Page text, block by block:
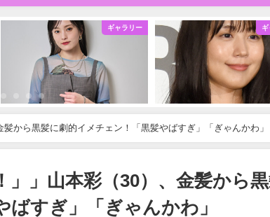
ギャラリー
から黒髪に劇的イメチェン！「黒髪やばすぎ」「ぎゃんかわ」
」」山本彩（30）、金髪から
すぎ」「ぎゃんかわ」